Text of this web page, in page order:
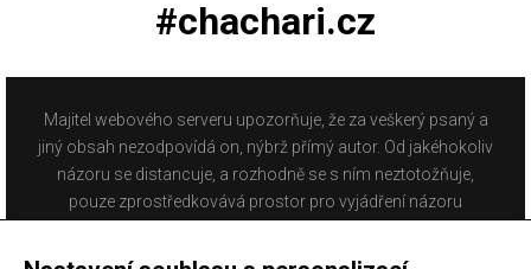
#chachari.cz
Majitel webového serveru upozorňuje, že za veškerý psaný a
jiný obsah nezodpovídá on, nýbrž přímý autor. Od jakéhokoliv
názoru se distancuje, a rozhodně se s ním neztotožňuje,
pouze zprostředkovává prostor pro vyjádření názoru